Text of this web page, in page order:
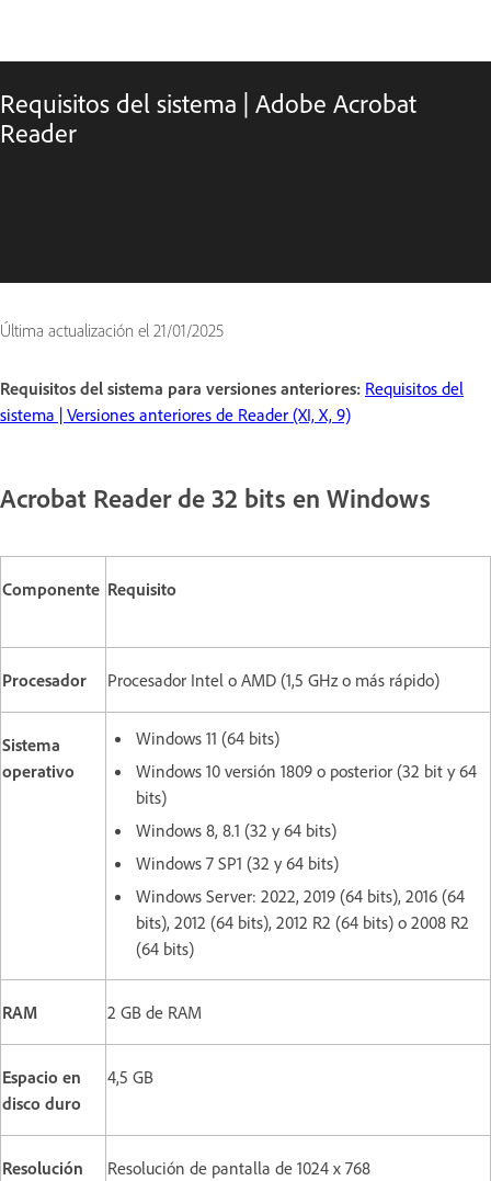
Requisitos del sistema | Adobe Acrobat
Reader
Última actualización el 21/01/2025
Requisitos del sistema para versiones anteriores: Requisitos del
sistema | Versiones anteriores de Reader (XI, X, 9)
Acrobat Reader de 32 bits en Windows
Componente Requisito
Procesador Procesador Intel o AMD (1,5 GHz o más rápido)
Sistema
operativo
Windows 11 (64 bits)
Windows 10 versión 1809 o posterior (32 bit y 64
bits)
Windows 8, 8.1 (32 y 64 bits)
Windows 7 SP1 (32 y 64 bits)
Windows Server: 2022, 2019 (64 bits), 2016 (64
bits), 2012 (64 bits), 2012 R2 (64 bits) o 2008 R2
(64 bits)
RAM 2 GB de RAM
Espacio en
disco duro
4,5 GB
Resolución
Resolución de pantalla de 1024 x 768